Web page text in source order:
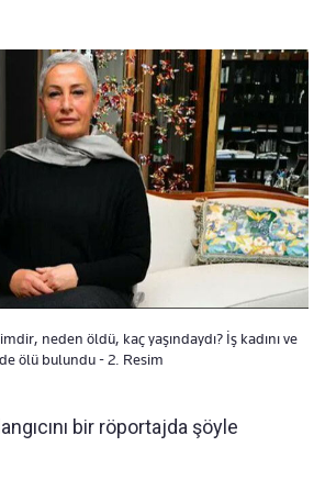
neden öldü, kaç yaşındaydı? İş kadını ve
ölü bulundu - 2. Resim
bir röportajda şöyle